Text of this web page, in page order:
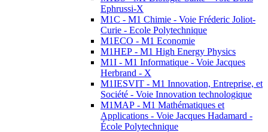
Ephrussi-X
M1C - M1 Chimie - Voie Fréderic Joliot-
Curie - Ecole Polytechnique
M1ECO - M1 Economie
M1HEP - M1 High Energy Physics
M1I - M1 Informatique - Voie Jacques
Herbrand - X
M1IESVIT - M1 Innovation, Entreprise, et
Société - Voie Innovation technologique
M1MAP - M1 Mathématiques et
Applications - Voie Jacques Hadamard -
École Polytechnique